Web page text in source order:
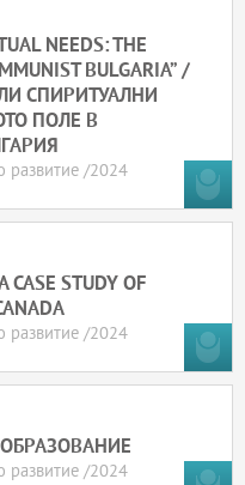
NEEDS: THE
BULGARIA” /
СПИРИТУАЛНИ
ПОЛЕ В
развитие /2024
CASE STUDY OF
развитие /2024
развитие /2024